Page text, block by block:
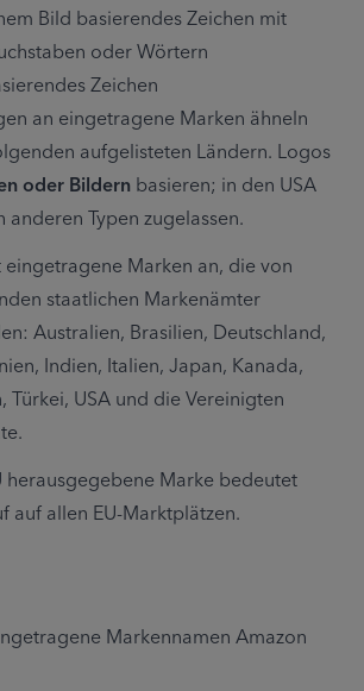
Bild basierendes Zeichen mit
oder Wörtern
Zeichen
an eingetragene Marken ähneln
aufgelisteten Ländern. Logos
oder Bildern basieren; in den USA
Typen zugelassen.
Marken an, die von
staatlichen Markenämter
Australien, Brasilien, Deutschland,
Indien, Italien, Japan, Kanada,
Türkei, USA und die Vereinigten
herausgegebene Marke bedeutet
auf allen EU-Marktplätzen.
Markennamen Amazon